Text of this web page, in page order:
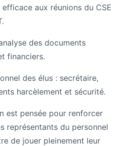
aux réunions du CSE
des documents
financiers.
des élus : secrétaire,
harcèlement et sécurité.
est pensée pour renforcer
représentants du personnel
de jouer pleinement leur